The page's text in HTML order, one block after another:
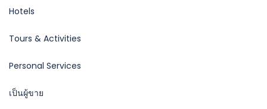
Hotels
Tours & Activities
Personal Services
เป็นผู้ขาย